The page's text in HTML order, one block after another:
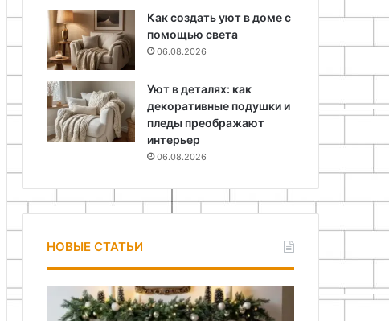
Как создать уют в доме с
помощью света
06.08.2026
Уют в деталях: как
декоративные подушки и
пледы преображают
интерьер
06.08.2026
НОВЫЕ СТАТЬИ